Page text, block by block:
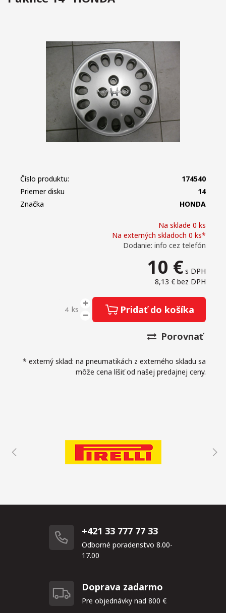
Na sklade 0 ks
Na externých skladoch 0 ks*
Dodanie: info cez telefón
10 € s DPH
8,13 € bez DPH
ks Pridať do košíka
Porovnať
* externý sklad: na pneumatikách z externého skladu sa
môže cena líšiť od našej predajnej ceny.
Číslo produktu:
174540
Priemer disku
14
Značka
HONDA
+421 33 777 77 33
Odborné poradenstvo 8.00-
17.00
Doprava zadarmo
Pre objednávky nad 800 €